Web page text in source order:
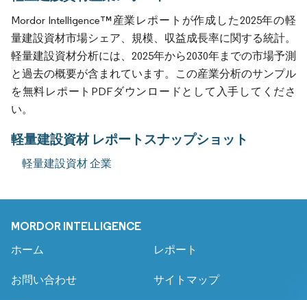
Mordor Intelligence™産業レポートが作成した2025年の軽
量建設資材市場シェア、規模、収益成長率に関する統計。
軽量建設資材分析には、2025年から2030年までの市場予測
と過去の概要が含まれています。この産業分析のサンプル
を無料レポートPDFダウンロードとして入手してくださ
い。
軽量建設資材 レポートスナップショット
軽量建設資材 企業
MORDOR INTELLIGENCE
ホーム レポート
お問い合わせ サイトマップ